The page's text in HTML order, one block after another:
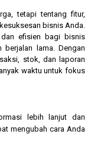
tetapi tentang fitur,
bisnis Anda.
dan efisien bagi bisnis
lama. Dengan
stok, dan laporan
waktu untuk fokus
lebih lanjut dan
mengubah cara Anda